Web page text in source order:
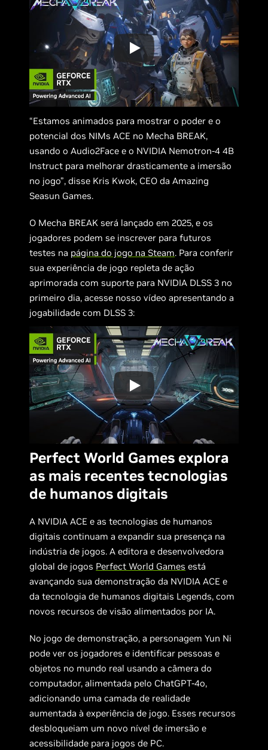
“Estamos animados para mostrar o poder e o
potencial dos NIMs ACE no Mecha BREAK,
usando o Audio2Face e o NVIDIA Nemotron-4 4B
Instruct para melhorar drasticamente a imersão
no jogo”, disse Kris Kwok, CEO da Amazing
Seasun Games.
O Mecha BREAK será lançado em 2025, e os
jogadores podem se inscrever para futuros
testes na página do jogo na Steam. Para conferir
sua experiência de jogo repleta de ação
aprimorada com suporte para NVIDIA DLSS 3 no
primeiro dia, acesse nosso vídeo apresentando a
jogabilidade com DLSS 3:
Perfect World Games explora
as mais recentes tecnologias
de humanos digitais
A NVIDIA ACE e as tecnologias de humanos
digitais continuam a expandir sua presença na
indústria de jogos. A editora e desenvolvedora
global de jogos Perfect World Games está
avançando sua demonstração da NVIDIA ACE e
da tecnologia de humanos digitais Legends, com
novos recursos de visão alimentados por IA.
No jogo de demonstração, a personagem Yun Ni
pode ver os jogadores e identificar pessoas e
objetos no mundo real usando a câmera do
computador, alimentada pelo ChatGPT-4o,
adicionando uma camada de realidade
aumentada à experiência de jogo. Esses recursos
desbloqueiam um novo nível de imersão e
acessibilidade para jogos de PC.